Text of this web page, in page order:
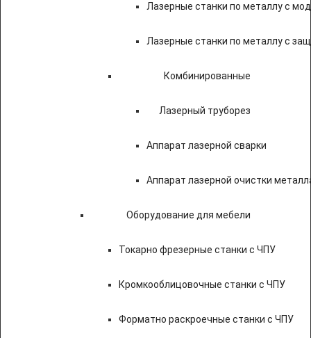
Лазерные станки по металлу с
Лазерные станки по металлу с
Комбинированные
Лазерный труборез
Аппарат лазерной сварки
Аппарат лазерной очистки
Оборудование для мебели
Токарно фрезерные станки с ЧПУ
Кромкооблицовочные станки с ЧПУ
Форматно раскроечные станки с ЧПУ